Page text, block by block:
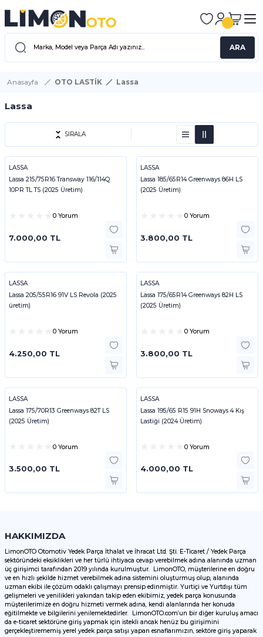
ARA
Anasayfa OTO LASTİK Lassa
Lassa
SIRALA
LASSA
Lassa 215/75R16 Transway 116/114Q
10PR TL TS (2025 Üretim)
0 Yorum
7.000,00 TL
LASSA
Lassa 185/65R14 Greenways 86H LS
(2025 Üretim)
0 Yorum
3.800,00 TL
LASSA
Lassa 205/55R16 91V LS Revola (2025
üretim)
0 Yorum
4.250,00 TL
LASSA
Lassa 175/65R14 Greenways 82H LS
(2025 Üretim)
0 Yorum
3.800,00 TL
LASSA
Lassa 175/70R13 Greenways 82T LS
(2025 Üretim)
0 Yorum
3.500,00 TL
LASSA
Lassa 195/65 R15 91H Snoways 4 Kış
Lastiği (2024 Üretim)
0 Yorum
4.000,00 TL
HAKKIMIZDA
LimonOTO Otomotiv Yedek Parça İthalat ve İhracat Ltd. Şti. E-Ticaret / Yedek Parça
sektöründeki eksiklikleri ve her türlü ihtiyaca cevap verebilmek adına alanında uzman
üç girişimci tarafından 2019 yılında kurulmuştur. LimonOTO, müşterilerine en doğru
ve en hızlı şekilde hizmet verebilmek adına sistemini oluşturmuş olup, alanında
uzman ekibi ile çözüm odaklı çalışmayı prensip edinmiştir. Yurtiçi ve Yurtdışı tüm
gelişmeleri ve yenilikleri yakından takip eden ekibimiz, yedek parça konusunda
müşterilerimize en doğru hizmeti vermek adına, kendi alanlarında her konuda
eğitilmekte ve bilgilerini yenilemektedirler. LimonOTO.com’un bir diğer kuruluş amacı
da e-ticaret sektörüne giriş yapmak için istekli ancak henüz bu girişimini
gerçekleştirememiş yerel yedek parça satışı yapan esnaflarımızın, sektöre giriş yaparak